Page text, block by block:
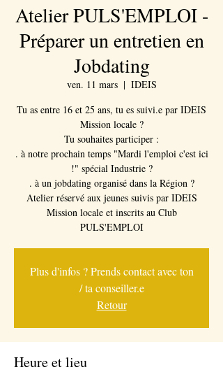
Atelier PULS'EMPLOI -
Préparer un entretien en
Jobdating
ven. 11 mars
  |
IDEIS
Tu as entre 16 et 25 ans, tu es suivi.e par IDEIS
Mission locale ?
Tu souhaites participer :
. à notre prochain temps "Mardi l'emploi c'est ici
!" spécial Industrie ?
. à un jobdating organisé dans la Région ?
Atelier réservé aux jeunes suivis par IDEIS
Mission locale et inscrits au Club
PULS'EMPLOI
Plus d'infos ? Prends contact avec ton
/ ta conseiller.e
Retour
Heure et lieu